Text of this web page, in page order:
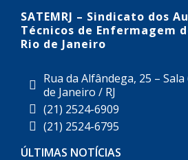
SATEMRJ – Sindicato dos
Técnicos de Enfermagem
Rio de Janeiro
Rua da Alfândega, 25 –
de Janeiro / RJ
(21) 2524-6909
(21) 2524-6795
ÚLTIMAS NOTÍCIAS